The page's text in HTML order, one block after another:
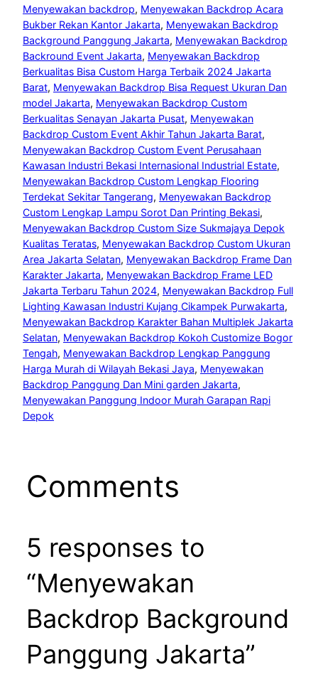
Menyewakan backdrop, Menyewakan Backdrop Acara
Bukber Rekan Kantor Jakarta, Menyewakan Backdrop
Background Panggung Jakarta, Menyewakan Backdrop
Backround Event Jakarta, Menyewakan Backdrop
Berkualitas Bisa Custom Harga Terbaik 2024 Jakarta
Barat, Menyewakan Backdrop Bisa Request Ukuran Dan
model Jakarta, Menyewakan Backdrop Custom
Berkualitas Senayan Jakarta Pusat, Menyewakan
Backdrop Custom Event Akhir Tahun Jakarta Barat
Menyewakan Backdrop Custom Event Perusahaan
Kawasan Industri Bekasi Internasional Industrial Estate
Menyewakan Backdrop Custom Lengkap Flooring
Terdekat Sekitar Tangerang, Menyewakan Backdrop
Custom Lengkap Lampu Sorot Dan Printing Bekasi
Menyewakan Backdrop Custom Size Sukmajaya Depok
Kualitas Teratas, Menyewakan Backdrop Custom Ukuran
Area Jakarta Selatan, Menyewakan Backdrop Frame Dan
Karakter Jakarta, Menyewakan Backdrop Frame LED
Jakarta Terbaru Tahun 2024, Menyewakan Backdrop Full
Lighting Kawasan Industri Kujang Cikampek Purwakarta
Menyewakan Backdrop Karakter Bahan Multiplek Jakarta
Selatan, Menyewakan Backdrop Kokoh Customize Bogor
Tengah, Menyewakan Backdrop Lengkap Panggung
Harga Murah di Wilayah Bekasi Jaya, Menyewakan
Backdrop Panggung Dan Mini garden Jakarta
Menyewakan Panggung Indoor Murah Garapan Rapi
Depok
Comments
5 responses to
“Menyewakan
Backdrop Background
Panggung Jakarta”